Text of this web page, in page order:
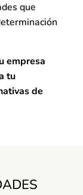
que
empresa
tu
de